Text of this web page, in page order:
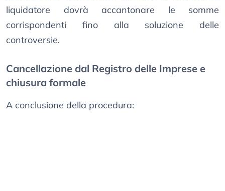
liquidatore dovrà accantonare le somme
corrispondenti fino alla soluzione delle
controversie.
Cancellazione dal Registro delle Imprese e
chiusura formale
A conclusione della procedura: